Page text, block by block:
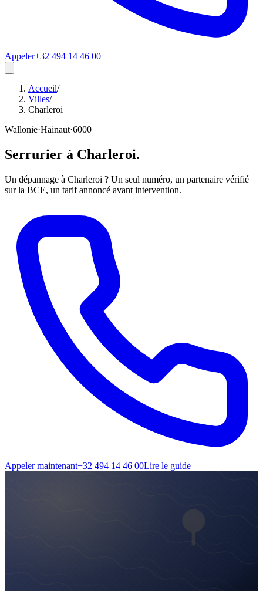
Appeler+32 494 14 46 00
Accueil/
Villes/
Charleroi
Wallonie·Hainaut·6000
Serrurier à Charleroi.
Un dépannage à Charleroi ? Un seul numéro, un partenaire vérifié
sur la BCE, un tarif annoncé avant intervention.
Appeler maintenant+32 494 14 46 00Lire le guide